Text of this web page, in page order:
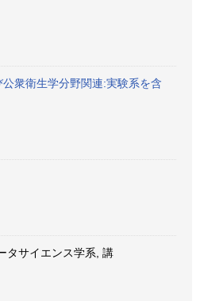
衆衛生学分野関連:実験系を含
タサイエンス学系, 講